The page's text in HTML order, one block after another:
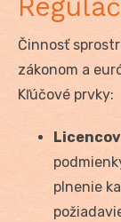
Činnosť
zákonom a
Kľúčové prvky:
plnenie